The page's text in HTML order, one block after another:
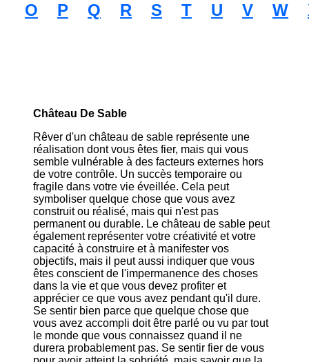
O
P Q R S T U V W
Château De Sable
Rêver d'un château de sable représente une
réalisation dont vous êtes fier, mais qui vous
semble vulnérable à des facteurs externes hors
de votre contrôle. Un succès temporaire ou
fragile dans votre vie éveillée. Cela peut
symboliser quelque chose que vous avez
construit ou réalisé, mais qui n'est pas
permanent ou durable. Le château de sable peut
également représenter votre créativité et votre
capacité à construire et à manifester vos
objectifs, mais il peut aussi indiquer que vous
êtes conscient de l'impermanence des choses
dans la vie et que vous devez profiter et
apprécier ce que vous avez pendant qu'il dure.
Se sentir bien parce que quelque chose que
vous avez accompli doit être parlé ou vu par tout
le monde que vous connaissez quand il ne
durera probablement pas. Se sentir fier de vous